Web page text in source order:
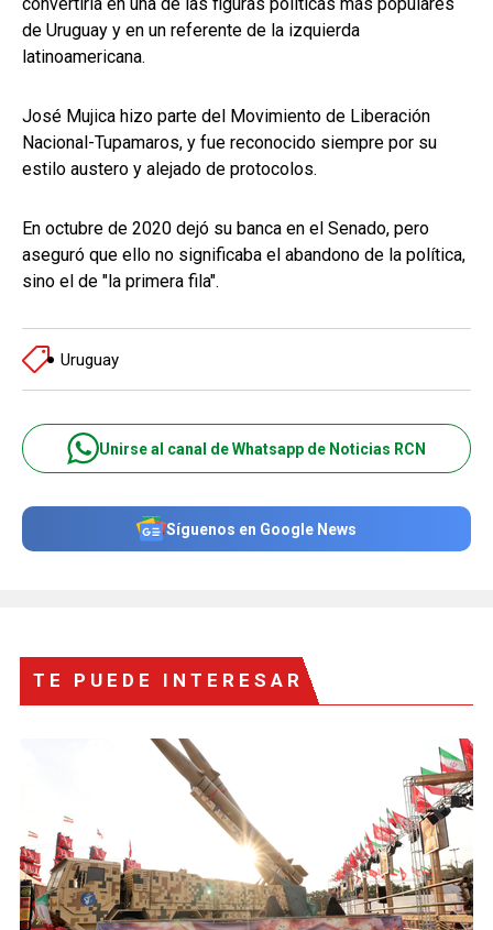
de Uruguay y en un referente de la izquierda
latinoamericana.
José Mujica hizo parte del Movimiento de Liberación
Nacional-Tupamaros, y fue reconocido siempre por su
estilo austero y alejado de protocolos.
En octubre de 2020 dejó su banca en el Senado, pero
aseguró que ello no significaba el abandono de la política,
sino el de "la primera fila".
Uruguay
Unirse al canal de Whatsapp de Noticias RCN
Síguenos en Google News
TE PUEDE INTERESAR